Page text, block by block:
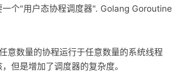
个"用户态协程调度器". Golang Goroutine
意数量的协程运行于任意数量的系统线程
但是增加了调度器的复杂度。